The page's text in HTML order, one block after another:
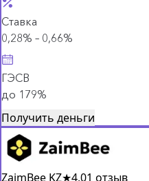
Ставка
0,28% – 0,66%
ГЭСВ
до 179%
Получить деньги
ZaimBee KZ★4,01 отзыв